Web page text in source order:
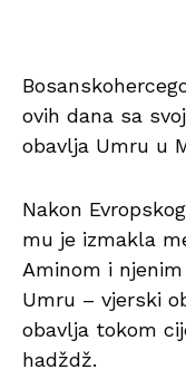
ovih dana sa
obavlja Umru u
Nakon
mu je izmakla
Aminom i
Umru – vjerski
obavlja tokom
hadždž.